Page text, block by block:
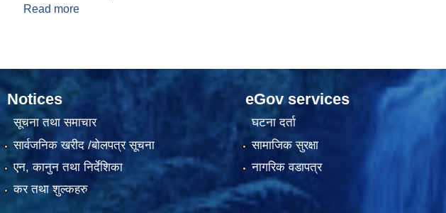
Read more
Notices
सूचना तथा समाचार
सार्वजनिक खरीद /बोलपत्र सूचना
एन, कानुन तथा निर्देशिका
कर तथा शुल्कहरु
eGov services
घटना दर्ता
सामाजिक सुरक्षा
नागरिक वडापत्र